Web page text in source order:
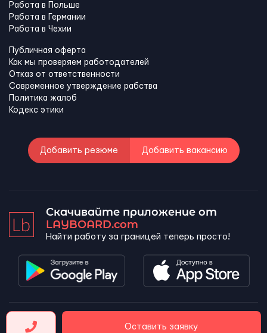
Оставить заявку
Работа в Польше
Работа в Германии
Работа в Чехии
Публичная оферта
Как мы проверяем работодателей
Отказ от ответственности
Современное утверждение рабства
Политика жалоб
Кодекс этики
Добавить резюме Добавить вакансию
Скачивайте приложение от
LAYBOARD.com
Найти работу за границей теперь просто!
LAYBOARD, SL Copyright 2026 ©